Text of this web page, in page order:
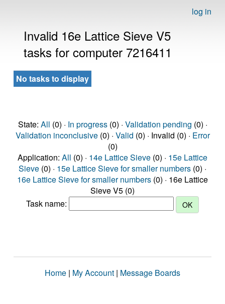
log in
Invalid 16e Lattice Sieve V5
tasks for computer 7216411
No tasks to display
State: All (0) · In progress(0) · Validation pending (0) ·
Validation inconclusive(0) · Valid (0) · Invalid (0) · Error
(0)
Application: All (0) · 14e Lattice Sieve (0) · 15e Lattice
Sieve (0) · 15e Lattice Sieve for smaller numbers (0) ·
16e Lattice Sieve for smaller numbers (0) · 16e Lattice
Sieve V5 (0)
Task name:
Home | My Account | Message Boards